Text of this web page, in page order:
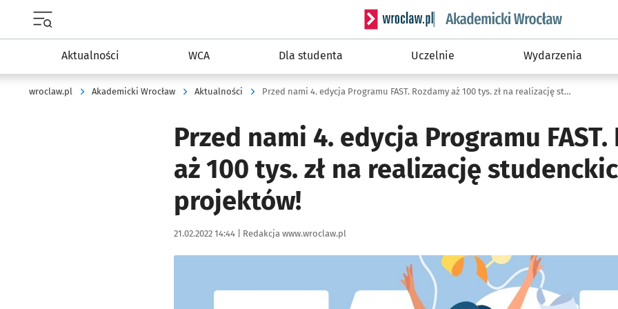
Menu główne portalu wroclaw.pl
Serwis informacyjny wroclaw.pl podserwis:
Aktualności WCA Dla studenta Uczelnie Wydarzenia
wroclaw.pl Akademicki Wrocław Aktualności Przed nami 4. edycja Programu FAST. Rozdamy aż 100 tys. zł na realizację studenckich projektów!
Przed nami 4. edycja Programu FAST.
aż 100 tys. zł na realizację
projektów!
Data publikacji:
21.02.2022 14:44 | Autor:
Redakcja www.wroclaw.pl